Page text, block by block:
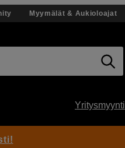
Myymälät & Aukioloajat
Yritysmyynti